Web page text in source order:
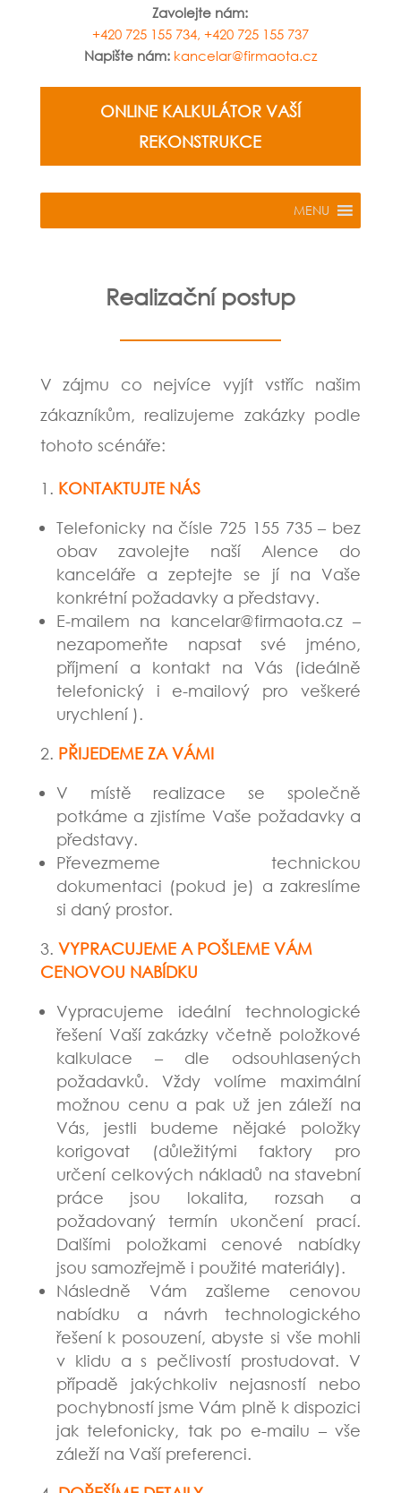
Zavolejte nám:
+420 725 155 734, +420 725 155 737
Napište nám:kancelar@firmaota.cz
ONLINE KALKULÁTOR VAŠÍ
REKONSTRUKCE
MENU
Realizační postup
V zájmu co nejvíce vyjít vstříc našim
zákazníkům, realizujeme zakázky podle
tohoto scénáře:
KONTAKTUJTE NÁS
Telefonicky na čísle 725 155 735 – bez
obav zavolejte naší Alence do
kanceláře a zeptejte se jí na Vaše
konkrétní požadavky a představy.
E-mailem na kancelar@firmaota.cz –
nezapomeňte napsat své jméno,
příjmení a kontakt na Vás (ideálně
telefonický i e-mailový pro veškeré
urychlení ).
PŘIJEDEME ZA VÁMI
V místě realizace se společně
potkáme a zjistíme Vaše požadavky a
představy.
Převezmeme technickou
dokumentaci (pokud je) a zakreslíme
si daný prostor.
VYPRACUJEME A POŠLEME VÁM
CENOVOU NABÍDKU
Vypracujeme ideální technologické
řešení Vaší zakázky včetně položkové
kalkulace – dle odsouhlasených
požadavků. Vždy volíme maximální
možnou cenu a pak už jen záleží na
Vás, jestli budeme nějaké položky
korigovat (důležitými faktory pro
určení celkových nákladů na stavební
práce jsou lokalita, rozsah a
požadovaný termín ukončení prací.
Dalšími položkami cenové nabídky
jsou samozřejmě i použité materiály).
Následně Vám zašleme cenovou
nabídku a návrh technologického
řešení k posouzení, abyste si vše mohli
v klidu a s pečlivostí prostudovat. V
případě jakýchkoliv nejasností nebo
pochybností jsme Vám plně k dispozici
jak telefonicky, tak po e-mailu – vše
záleží na Vaší preferenci.